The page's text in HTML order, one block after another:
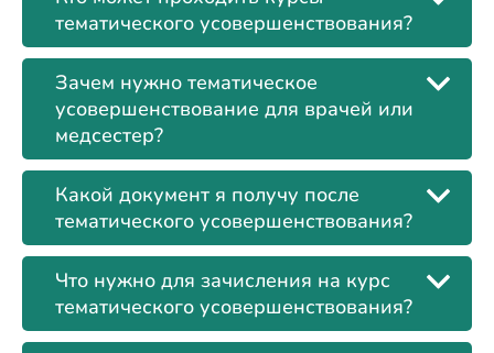
тематического усовершенствования?
Зачем нужно тематическое
усовершенствование для врачей или
медсестер?
Какой документ я получу после
тематического усовершенствования?
Что нужно для зачисления на курс
тематического усовершенствования?